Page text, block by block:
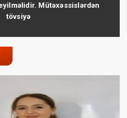
Mütəxəssislərdən
tövsiyə